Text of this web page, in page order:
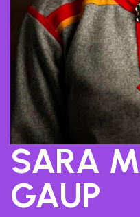
SARA
GAUP